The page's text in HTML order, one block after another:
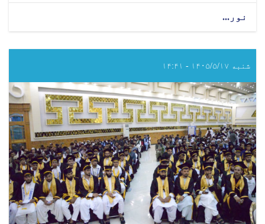
نور...
په
یو
ولایتونو
کې
د
مور
په
شیدو
د
تغذیې
نړیوالې
اونۍ
په
مناسبت
شنبه ۱۴۰۵/۵/۱۷ - ۱۴:۴۱